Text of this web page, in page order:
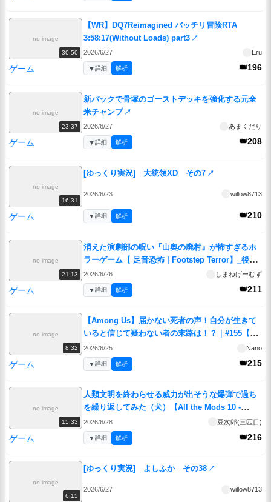
no image
30:50
【WR】DQ7Reimagined バッチリ冒険RTA
3:58:17(Without Loads) part3 ↗
2026/6/27 Eru
ゲーム 👑196
▼詳細 解析
no image
23:37
新パックで骨塚のゴーストデッキを強化する元全
米チャンプ ↗
2026/6/27 あまくだり
ゲーム 👑208
▼詳細 解析
no image
16:31
[ゆっくり実況] 大統領XD その7 ↗
2026/6/23 willow8713
ゲーム 👑210
▼詳細 解析
no image
21:13
消えた演劇部の呪い『山奥の廃村』が怖すぎるホ
ラーゲーム【 足音恐怖 | Footstep Terror】_後編
『VOICEROID実況/重音テト・宮舞モカ』↗
2026/6/26 しまねげーむず
ゲーム 👑211
▼詳細 解析
no image
8:32
【Among Us】届かない死者の声！自分が生きて
いると信じて疑わない者の末路は！？｜#155【ゆ
っくり実況】
2026/6/25 Nano
ゲーム 👑215
▼詳細 解析
no image
15:33
人類文明を終わらせる威力が出そうな爆弾で過ち
を繰り返してみた（犬）【All the Mods 10 -
ATM10】＃51
2026/6/28 豆次郎(三匹目)
ゲーム 👑216
▼詳細 解析
no image
6:15
[ゆっくり実況] よしふか その38 ↗
2026/6/27 willow8713